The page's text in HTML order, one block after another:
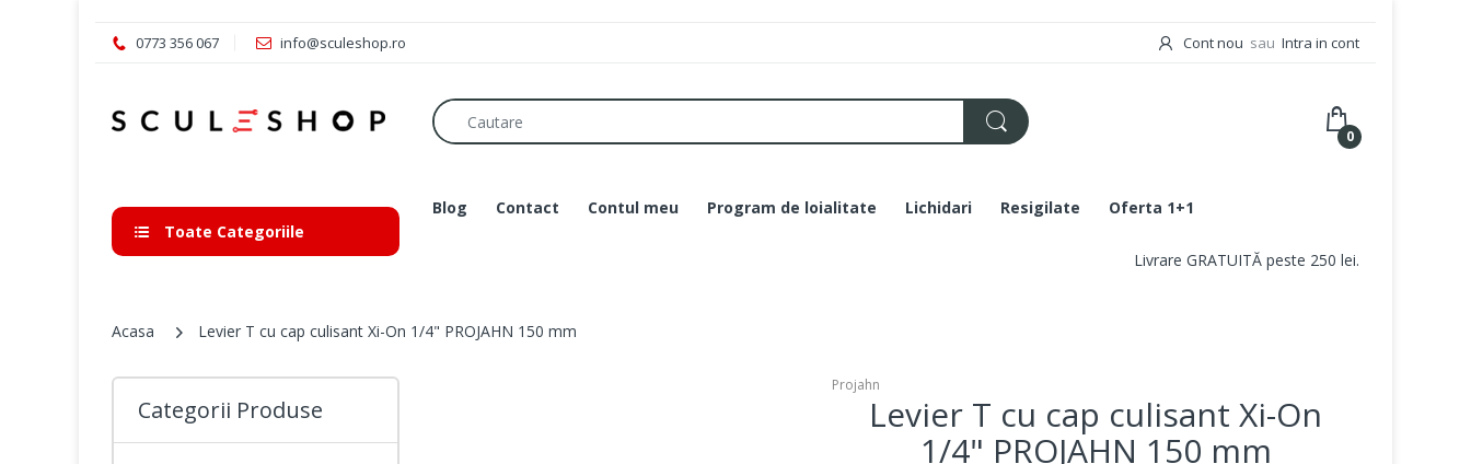
0773 356 067 info@sculeshop.ro Cont nou sau Intra in cont
0
Toate Categoriile
Blog Contact Contul meu Program de loialitate Lichidari Resigilate Oferta 1+1
Livrare GRATUITĂ peste 250 lei.
Acasa Levier T cu cap culisant Xi-On 1/4" PROJAHN 150 mm
Categorii Produse
Projahn
Levier T cu cap culisant Xi-On
1/4" PROJAHN 150 mm